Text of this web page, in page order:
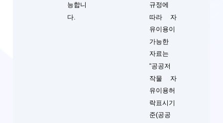
능합니
다.
규정에
따라 자
유이용이
가능한
자료는
“공공저
작물 자
유이용허
락표시기
준(공공